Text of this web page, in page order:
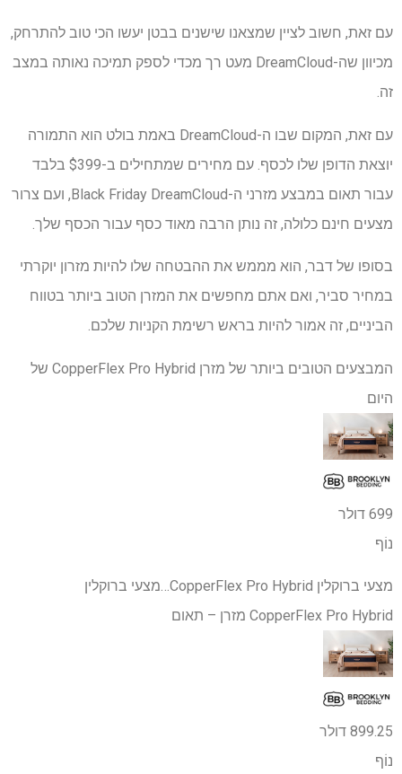
עם זאת, חשוב לציין שמצאנו שישנים בבטן יעשו הכי טוב להתרחק,
מכיוון שה-DreamCloud מעט רך מכדי לספק תמיכה נאותה במצב
זה.
עם זאת, המקום שבו ה-DreamCloud באמת בולט הוא התמורה
יוצאת הדופן שלו לכסף. עם מחירים שמתחילים ב-$399 בלבד
עבור תאום במבצע מזרני ה-Black Friday DreamCloud, ועם צרור
מצעים חינם כלולה, זה נותן הרבה מאוד כסף עבור הכסף שלך.
בסופו של דבר, הוא מממש את ההבטחה שלו להיות מזרון יוקרתי
במחיר סביר, ואם אתם מחפשים את המזרן הטוב ביותר בטווח
הביניים, זה אמור להיות בראש רשימת הקניות שלכם.
המבצעים הטובים ביותר של מזרן CopperFlex Pro Hybrid של
היום
699 דולר
נוֹף
מצעי ברוקלין CopperFlex Pro Hybrid…
מצעי ברוקלין
CopperFlex Pro Hybrid מזרן – תאום
899.25 דולר
נוֹף